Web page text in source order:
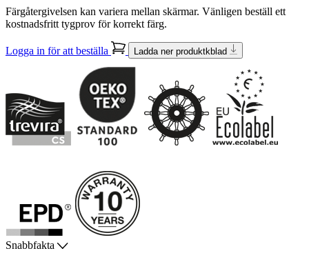
Färgåtergivelsen kan variera mellan skärmar. Vänligen beställ ett
kostnadsfritt tygprov för korrekt färg.
Logga in för att beställa Ladda ner produktkblad
Snabbfakta